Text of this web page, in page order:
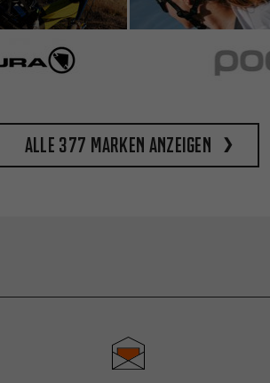
Alle 377 Marken anzeigen